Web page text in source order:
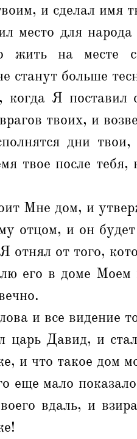
и сделал имя
место для
жить на месте
станут больше
когда Я
твоих, и
дни
твое после
Мне дом, и
отцом, и он
отнял от того,
его в доме Моем
и все видение
Давид, и
и что такое дом
еще мало
вдаль, и